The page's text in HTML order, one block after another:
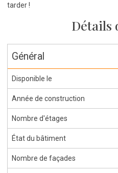
tarder !
Détails
Général
Disponible le
Année de construction
Nombre d'étages
État du bâtiment
Nombre de façades